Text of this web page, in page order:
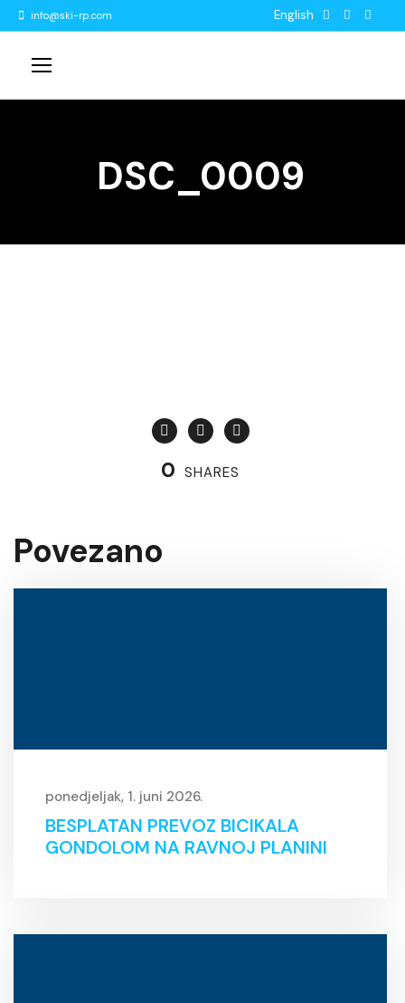
info@ski-rp.com English
DSC_0009
0 SHARES
Povezano
ponedjeljak, 1. juni 2026.
BESPLATAN PREVOZ BICIKALA
GONDOLOM NA RAVNOJ PLANINI